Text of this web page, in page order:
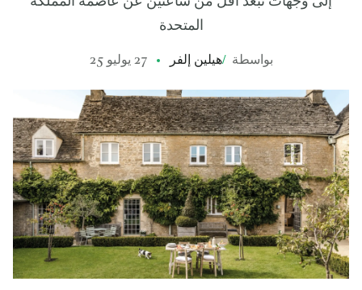
المتحدة
بواسطة /هيلين إلفر 27 يوليو 25